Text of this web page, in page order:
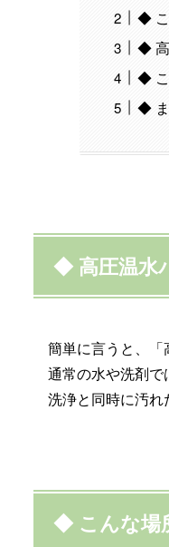
◆ こ
◆ 高
◆ こ
◆
◆ 高圧温水
簡単に言うと、「
通常の水や洗剤で
洗浄と同時に汚れ
◆ こんな場